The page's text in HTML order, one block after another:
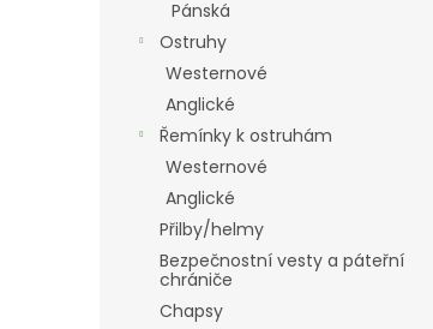
Pánská
Ostruhy
Westernové
Anglické
Řemínky k ostruhám
Westernové
Anglické
Přilby/helmy
Bezpečnostní vesty a páteřní
chrániče
Chapsy